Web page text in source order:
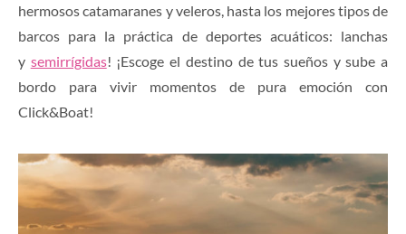
hermosos catamaranes y veleros, hasta los mejores tipos de
barcos para la práctica de deportes acuáticos: lanchas
y semirrígidas! ¡Escoge el destino de tus sueños y sube a
bordo para vivir momentos de pura emoción con
Click&Boat!